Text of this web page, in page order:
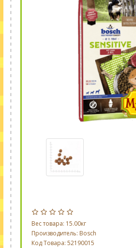
Вес товара: 15.00кг
Производитель: Bosch
Код Товара: 52190015